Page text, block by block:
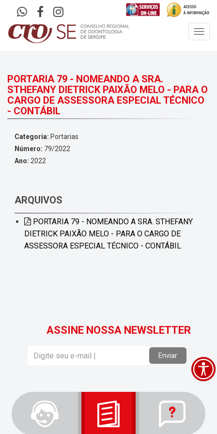
PORTARIA 79 - NOMEANDO A SRA.
STHEFANY DIETRICK PAIXÃO MELO - PARA O
CARGO DE ASSESSORA ESPECIAL TÉCNICO
- CONTÁBIL
Categoria: Portarias
Número: 79/2022
Ano: 2022
ARQUIVOS
PORTARIA 79 - NOMEANDO A SRA. STHEFANY
DIETRICK PAIXÃO MELO - PARA O CARGO DE
ASSESSORA ESPECIAL TÉCNICO - CONTÁBIL
ASSINE NOSSA NEWSLETTER
Enviar